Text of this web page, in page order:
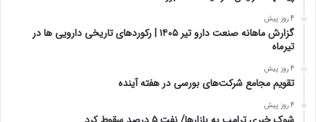
4 روز پیش
گزارش ماهانه صنعت دارو تیر ۱۴۰۵ | رکوردهای تاریخی دارویی ها در
تیرماه
4 روز پیش
تقویم مجامع شرکت‌های بورسی در هفته آینده
4 روز پیش